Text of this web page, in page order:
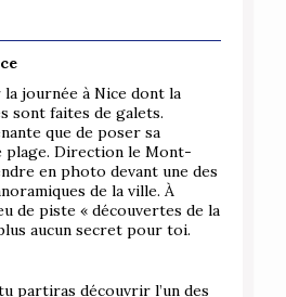
journée à Nice dont la
sont faites de galets.
que de poser sa
Direction le Mont-
en photo devant une des
de la ville. À
de piste « découvertes de la
aucun secret pour toi.
partiras découvrir l’un des